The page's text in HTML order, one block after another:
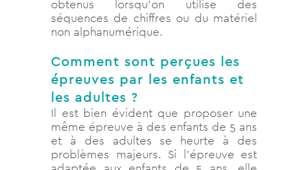
obtenus lorsqu’on utilise des
séquences de chiffres ou du matériel
non alphanumérique.
Comment sont perçues les
épreuves par les enfants et
les adultes ?
Il est bien évident que proposer une
même épreuve à des enfants de 5 ans
et à des adultes se heurte à des
problèmes majeurs. Si l’épreuve est